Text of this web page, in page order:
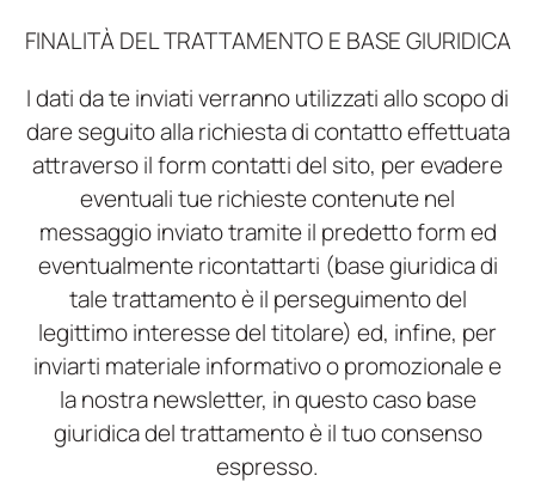
FINALITÀ DEL TRATTAMENTO E BASE GIURIDICA
I dati da te inviati verranno utilizzati allo scopo di
dare seguito alla richiesta di contatto effettuata
attraverso il form contatti del sito, per evadere
eventuali tue richieste contenute nel
messaggio inviato tramite il predetto form ed
eventualmente ricontattarti (base giuridica di
tale trattamento è il perseguimento del
legittimo interesse del titolare) ed, infine, per
inviarti materiale informativo o promozionale e
la nostra newsletter, in questo caso base
giuridica del trattamento è il tuo consenso
espresso.